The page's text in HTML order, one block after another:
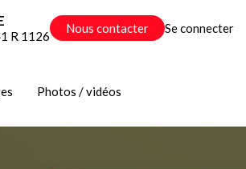
R 1126
Nous contacter Se connecter
Photos / vidéos